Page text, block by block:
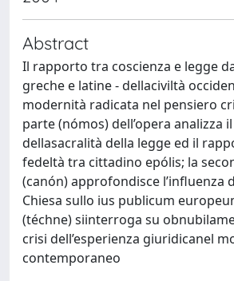
Abstract
Il rapporto tra coscienza e legge
greche e latine - dellaciviltà
modernità radicata nel pensiero
parte (nómos) dell’opera analizza
dellasacralità della legge ed il
fedeltà tra cittadino epólis; la
(canón) approfondisce l’influenza
Chiesa sullo ius publicum
(téchne) siinterroga su
crisi dell’esperienza giuridicanel
contemporaneo